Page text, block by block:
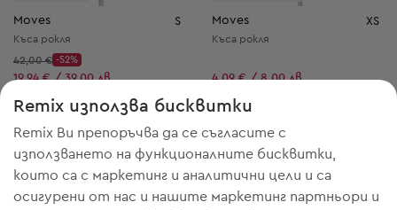
Moves S
Къса рокля
Начална цена:
42,00 €
Discount Price:
-52%
Намалена цена:
19,94 € / 39,00 лв.
Moves XS
Къса рокля
4,09 € / 8,00 лв.
Remix използва бисквитки
Remix Ви препоръчва да се съгласите с
използването на функционалните бисквитки,
които са с маркетинг и аналитични цели и са
осигурени от нас и нашите маркетинг партньори и